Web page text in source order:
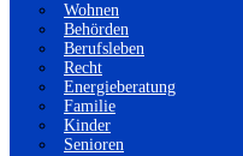
Wohnen
Behörden
Berufsleben
Recht
Energieberatung
Familie
Kinder
Senioren